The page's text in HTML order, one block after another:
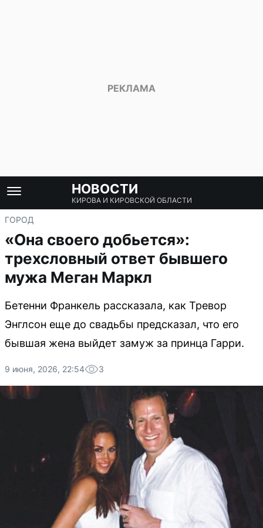
НОВОСТИ
КИРОВА И КИРОВСКОЙ ОБЛАСТИ
ГОРОД
«Она своего добьется»:
трехсловный ответ бывшего
мужа Меган Маркл
Бетенни Франкель рассказала, как Тревор
Энглсон еще до свадьбы предсказал, что его
бывшая жена выйдет замуж за принца Гарри.
9 июня, 2026, 22:54 3